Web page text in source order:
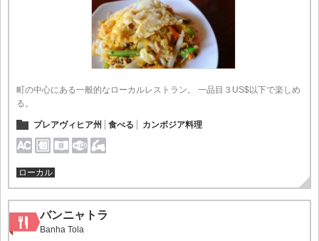
町の中心にある一般的なローカルレストラン。 一品目３US$以下で楽しめ
る。
プレアヴィヒア州 食べる カンボジア料理
ローカル
バンニャトラ
Banha Tola